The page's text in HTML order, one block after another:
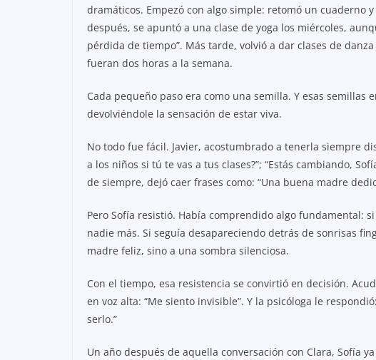
dramáticos. Empezó con algo simple: retomó un cuaderno
después, se apuntó a una clase de yoga los miércoles,
pérdida de tiempo”. Más tarde, volvió a dar clases de
fueran dos horas a la semana.
Cada pequeño paso era como una semilla. Y esas semillas
devolviéndole la sensación de estar viva.
No todo fue fácil. Javier, acostumbrado a tenerla siempre
a los niños si tú te vas a tus clases?”; “Estás cambiando,
de siempre, dejó caer frases como: “Una buena madre
Pero Sofía resistió. Había comprendido algo fundamental:
nadie más. Si seguía desapareciendo detrás de sonrisas
madre feliz, sino a una sombra silenciosa.
Con el tiempo, esa resistencia se convirtió en decisión.
en voz alta: “Me siento invisible”. Y la psicóloga le
serlo.”
Un año después de aquella conversación con Clara, Sofía